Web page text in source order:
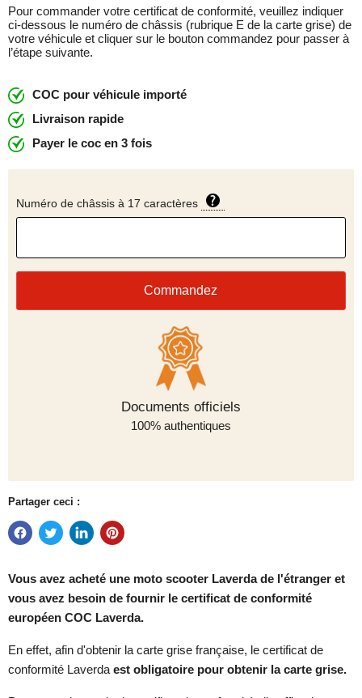
Pour commander votre certificat de conformité, veuillez indiquer
ci-dessous le numéro de châssis (rubrique E de la carte grise) de
votre véhicule et cliquer sur le bouton commandez pour passer à
l’étape suivante.
COC pour véhicule importé
Livraison rapide
Payer le coc en 3 fois
Numéro de châssis à 17 caractères
Commandez
Documents officiels
100% authentiques
Méthodes de paiement
sécurisées
Partager ceci :
Vous avez acheté une moto scooter Laverda de l'étranger et
vous avez besoin de fournir le certificat de conformité
européen COC Laverda.
En effet, afin d'obtenir la carte grise française, le certificat de
conformité Laverda est obligatoire pour obtenir la carte grise.